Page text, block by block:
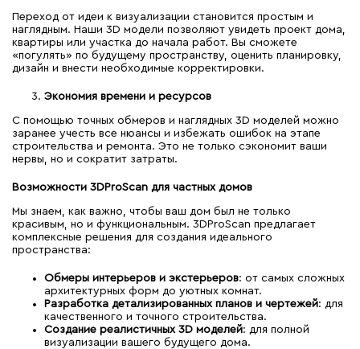
Переход от идеи к визуализации становится простым и
наглядным. Наши 3D модели позволяют увидеть проект дома,
квартиры или участка до начала работ. Вы сможете
«погулять» по будущему пространству, оценить планировку,
дизайн и внести необходимые корректировки.
Экономия времени и ресурсов
С помощью точных обмеров и наглядных 3D моделей можно
заранее учесть все нюансы и избежать ошибок на этапе
строительства и ремонта. Это не только сэкономит ваши
нервы, но и сократит затраты.
Возможности 3DProScan для частных домов
Мы знаем, как важно, чтобы ваш дом был не только
красивым, но и функциональным. 3DProScan предлагает
комплексные решения для создания идеального
пространства:
Обмеры интерьеров и экстерьеров: от самых сложных
архитектурных форм до уютных комнат.
Разработка детализированных планов и чертежей: для
качественного и точного строительства.
Создание реалистичных 3D моделей: для полной
визуализации вашего будущего дома.